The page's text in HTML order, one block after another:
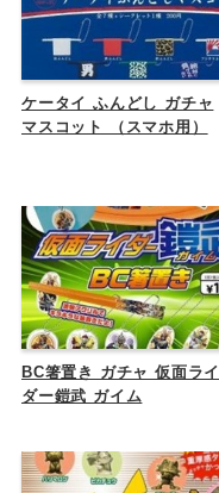
ケータイ ふんどし ガチャ
マスコット （スマホ用）
BC箸置き ガチャ 仮面ライ
ダー鎧武 ガイム